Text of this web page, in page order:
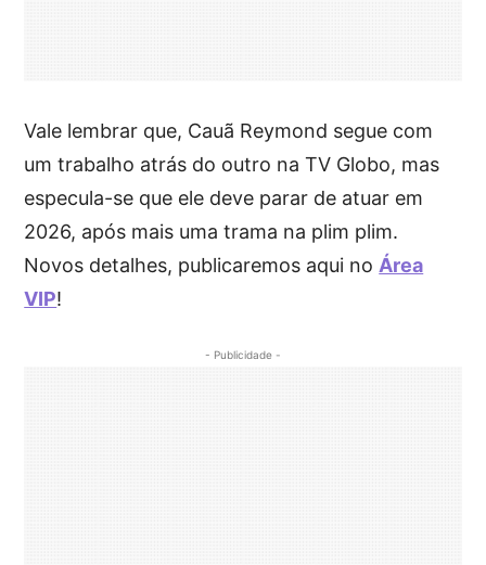
Vale lembrar que, Cauã Reymond segue com
um trabalho atrás do outro na TV Globo, mas
especula-se que ele deve parar de atuar em
2026, após mais uma trama na plim plim.
Novos detalhes, publicaremos aqui noÁrea
VIP!
- Publicidade -